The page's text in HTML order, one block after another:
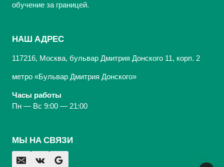
обучение за границей.
НАШ АДРЕС
117216, Москва, бульвар Дмитрия Донского 11, корп. 2
метро «Бульвар Дмитрия Донского»
Часы работы
Пн — Вс 9:00 — 21:00
МЫ НА СВЯЗИ